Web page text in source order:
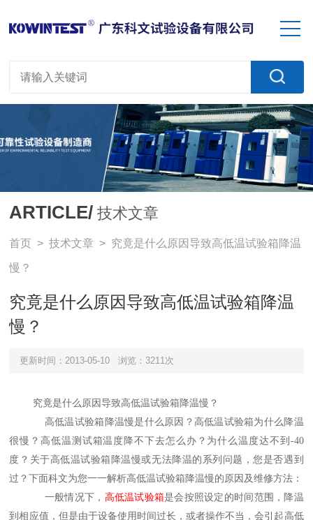
ARTICLE/ 技术文章
首页 >技术文章 > 究竟是什么原因导致高低温试验箱降温
慢？
究竟是什么原因导致高低温试验箱降温
慢？
更新时间：2013-05-10 浏览：3211次
究竟是什么原因导致高低温试验箱降温慢？
高低温试验箱降温慢是什么原因？高低温试验箱为什么降温
很慢？高低温测试箱温度降不下去怎么办？为什么温度达不到 -40
度？关于高低温试验箱降温慢或无法降温的系列问题，您是否遇到
过？下面科文为您一一解析高低温试验箱降温慢的原因及维修方法：
一般情况下， 高低温试验箱是会按照设定的时间范围，降温
到相应值，但是由于设备使用时间过长，或者操作不当，会引起 高低